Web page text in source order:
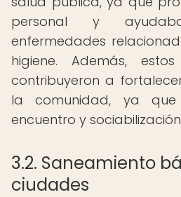
personal y
enfermedades
higiene. Además,
contribuyeron a
la comunidad, ya
encuentro y
3.2. Saneamiento
ciudades